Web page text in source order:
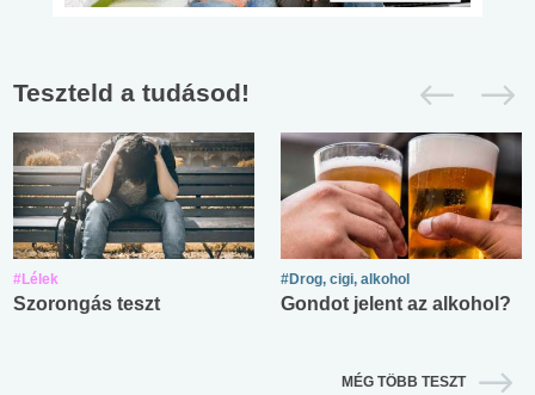
Teszteld a tudásod!
#Lélek
Szorongás teszt
#Drog, cigi, alkohol
Gondot jelent az alkohol?
MÉG TÖBB TESZT